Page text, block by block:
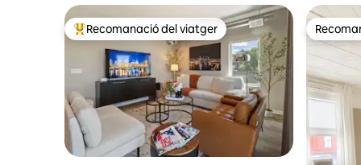
Principals recomanacions dels viatgers
Recomanació del viatger